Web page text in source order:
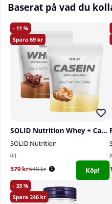
Baserat på vad du
11
69
SOLID Nutrition Whey + Casein
SOLID Nutrition
0
579 kr648 kr Köp!
33
246